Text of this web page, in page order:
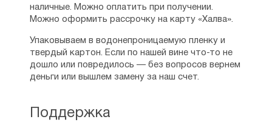
Поддержка
наличные. Можно оплатить при получении.
Можно оформить рассрочку на карту «Халва».
Упаковываем в водонепроницаемую пленку и
твердый картон. Если по нашей вине что-то не
дошло или повредилось — без вопросов вернем
деньги или вышлем замену за наш счет.